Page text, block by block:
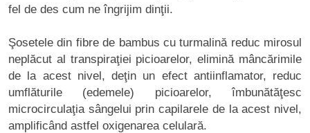
fel de des cum ne îngrijim dinţii.
Şosetele din fibre de bambus cu turmalină reduc mirosul
neplăcut al transpiraţiei picioarelor, elimină mâncărimile
de la acest nivel, deţin un efect antiinflamator, reduc
umflăturile (edemele) picioarelor, îmbunătăţesc
microcirculaţia sângelui prin capilarele de la acest nivel,
amplificând astfel oxigenarea celulară.